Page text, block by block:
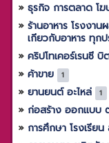
ธุรกิจ การตลาด โ
ร้านอาหาร โรงงา
เกียวกับอาหาร ทุกป
คริปโทเคอร์เรนซี
ค้าขาย 1
ยานยนต์ อะไหล่ 1
ก่อสร้าง ออกแบบ
การศึกษา โรงเรีย